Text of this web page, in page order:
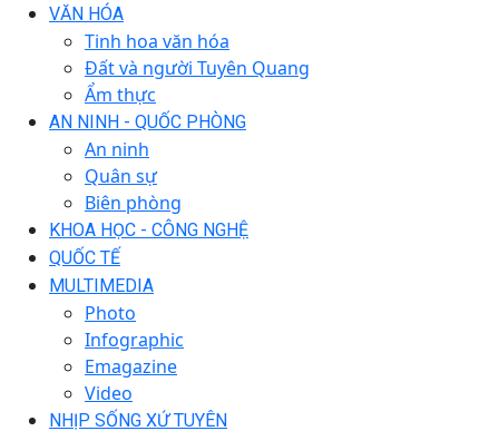
VĂN HÓA
Tinh hoa văn hóa
Đất và người Tuyên Quang
Ẩm thực
AN NINH - QUỐC PHÒNG
An ninh
Quân sự
Biên phòng
KHOA HỌC - CÔNG NGHỆ
QUỐC TẾ
MULTIMEDIA
Photo
Infographic
Emagazine
Video
NHỊP SỐNG XỨ TUYÊN